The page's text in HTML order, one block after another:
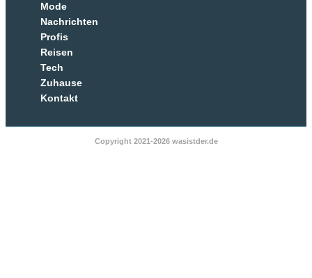
Mode
Nachrichten
Profis
Reisen
Tech
Zuhause
Kontakt
Copyright 2021-2026 wasistder.de